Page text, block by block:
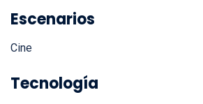
Escenarios
Cine
Tecnología